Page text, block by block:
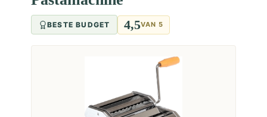
BESTE BUDGET 4,5VAN 5